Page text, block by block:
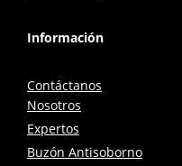
Información
Contáctanos
Nosotros
Expertos
Buzón Antisoborno